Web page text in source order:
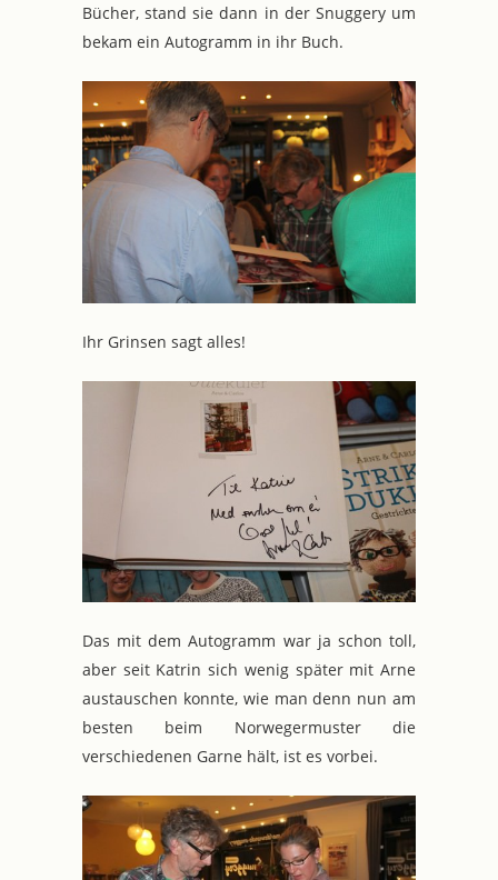
Bücher, stand sie dann in der Snuggery um
bekam ein Autogramm in ihr Buch.
Ihr Grinsen sagt alles!
Das mit dem Autogramm war ja schon toll,
aber seit Katrin sich wenig später mit Arne
austauschen konnte, wie man denn nun am
besten beim Norwegermuster die
verschiedenen Garne hält, ist es vorbei.